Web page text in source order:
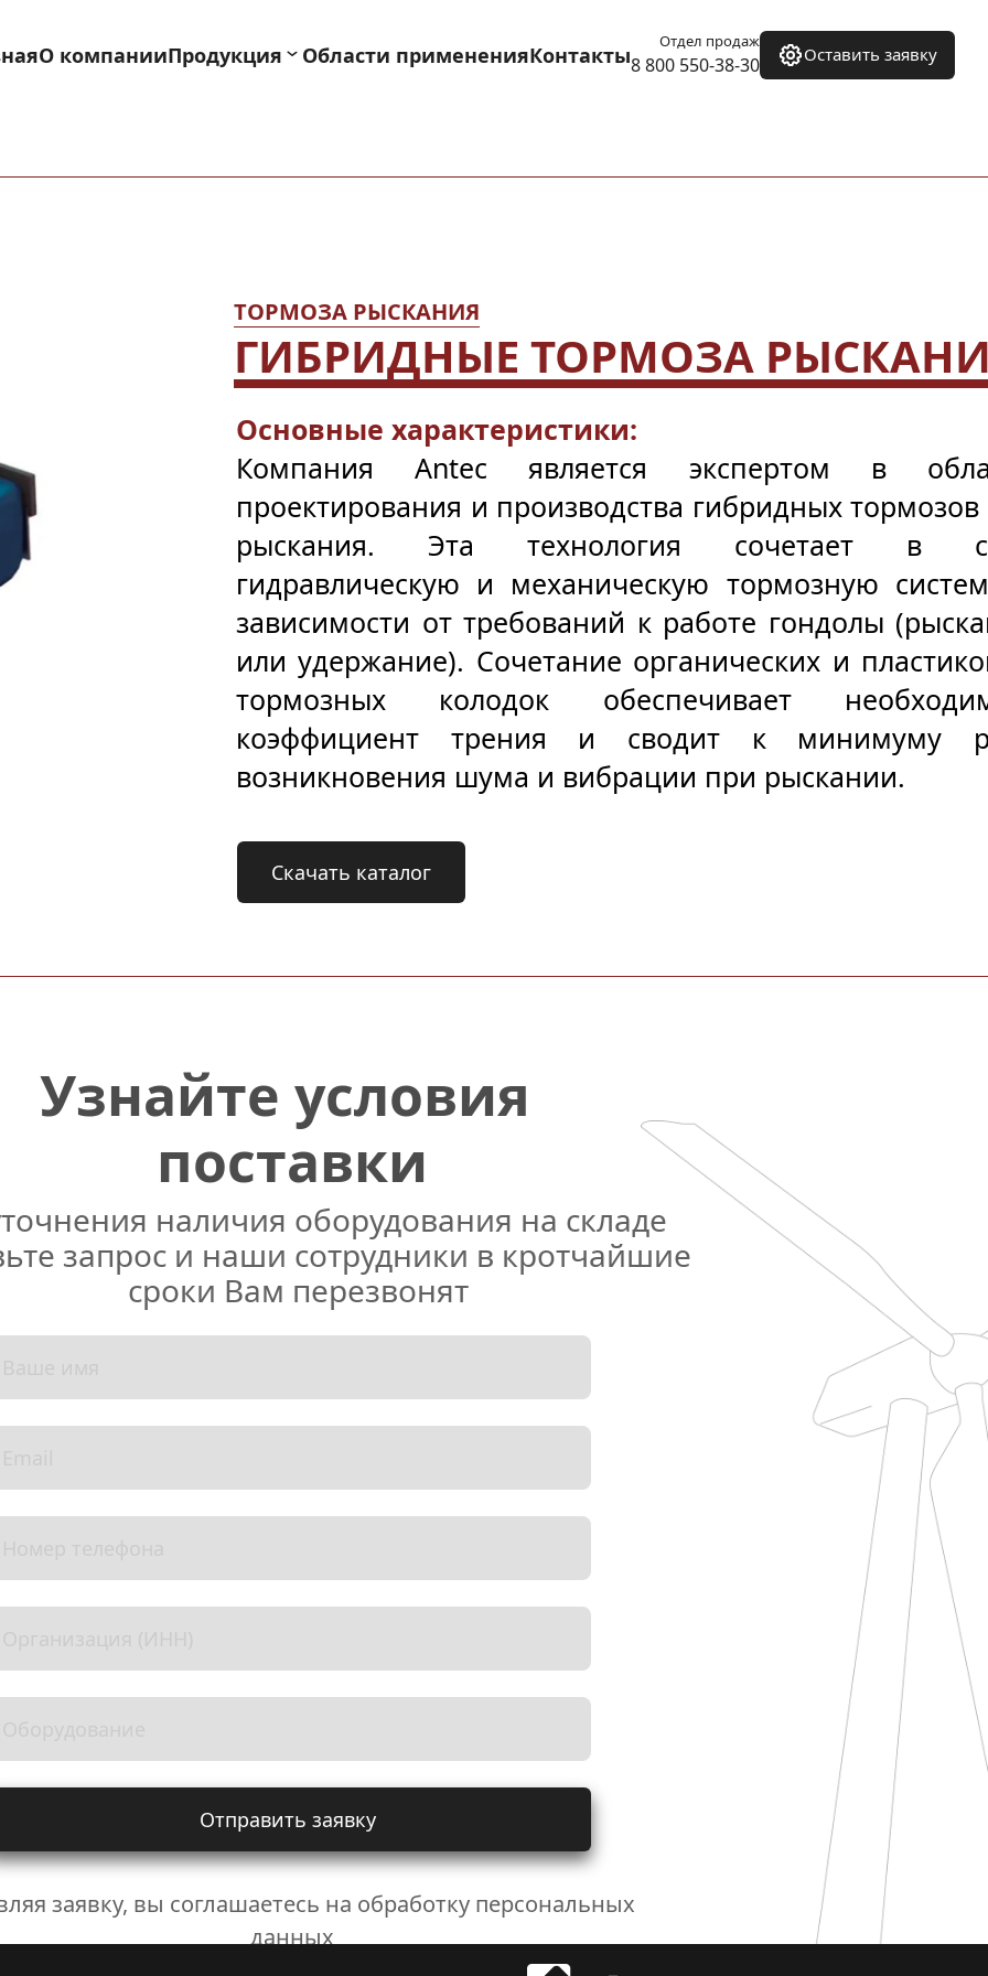
О компанииПродукция Области примененияКонтакты
Отдел продаж
8 800 550-38-30 Оставить заявку
ГИБРИДНЫЕ ТОРМОЗА
Скачать каталог
Основные характеристики:
Компания Antec является экспертом в
проектирования и производства гибридных тормозов
рыскания. Эта технология сочетает в
гидравлическую и механическую тормозную
зависимости от требований к работе гондолы
или удержание). Сочетание органических и
тормозных колодок обеспечивает
коэффициент трения и сводит к минимуму
возникновения шума и вибрации при рыскании.
ТОРМОЗА РЫСКАНИЯ
Узнайте условия
поставки
Отправить заявку
наличия оборудования на складе
запрос и наши сотрудники в кротчайшие
сроки Вам перезвонят
заявку, вы соглашаетесь на обработку персональных
данных